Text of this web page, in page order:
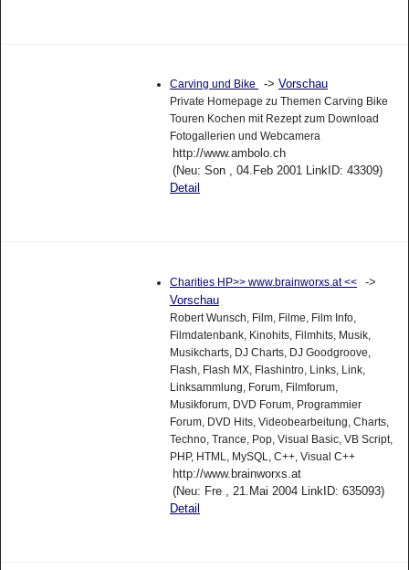
Carving und Bike -> Vorschau
Private Homepage zu Themen Carving Bike
Touren Kochen mit Rezept zum Download
Fotogallerien und Webcamera
http://www.ambolo.ch
(Neu: Son , 04.Feb 2001 LinkID: 43309)
Detail
Charities HP>> www.brainworxs.at <<
->
Vorschau
Robert Wunsch, Film, Filme, Film Info,
Filmdatenbank, Kinohits, Filmhits, Musik,
Musikcharts, DJ Charts, DJ Goodgroove,
Flash, Flash MX, Flashintro, Links, Link,
Linksammlung, Forum, Filmforum,
Musikforum, DVD Forum, Programmier
Forum, DVD Hits, Videobearbeitung, Charts,
Techno, Trance, Pop, Visual Basic, VB Script,
PHP, HTML, MySQL, C++, Visual C++
http://www.brainworxs.at
(Neu: Fre , 21.Mai 2004 LinkID: 635093)
Detail